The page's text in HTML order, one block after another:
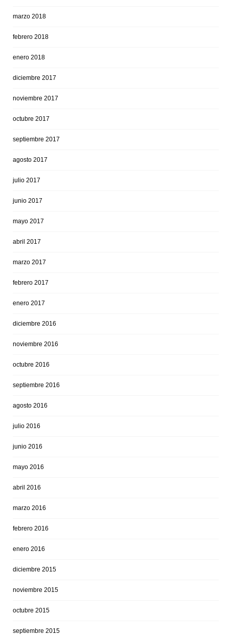
marzo 2018
febrero 2018
enero 2018
diciembre 2017
noviembre 2017
octubre 2017
septiembre 2017
agosto 2017
julio 2017
junio 2017
mayo 2017
abril 2017
marzo 2017
febrero 2017
enero 2017
diciembre 2016
noviembre 2016
octubre 2016
septiembre 2016
agosto 2016
julio 2016
junio 2016
mayo 2016
abril 2016
marzo 2016
febrero 2016
enero 2016
diciembre 2015
noviembre 2015
octubre 2015
septiembre 2015